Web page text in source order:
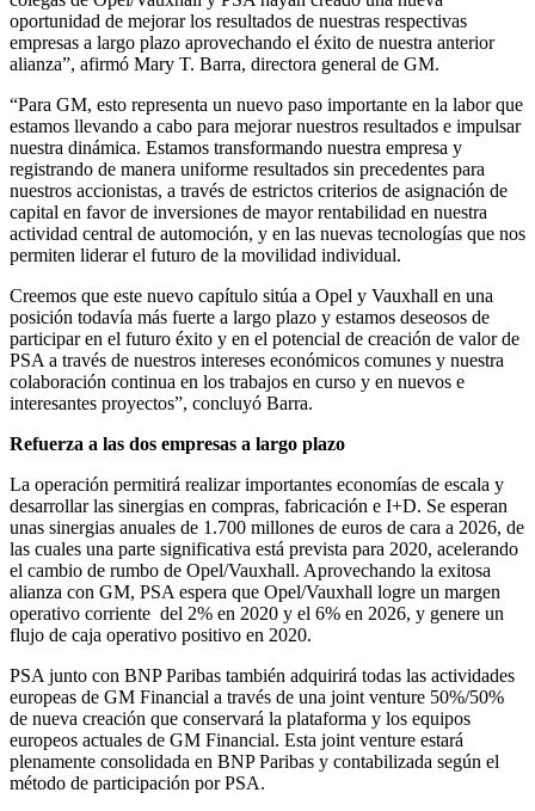
oportunidad de mejorar los resultados de nuestras respectivas
empresas a largo plazo aprovechando el éxito de nuestra anterior
alianza”, afirmó Mary T. Barra, directora general de GM.
“Para GM, esto representa un nuevo paso importante en la labor que
estamos llevando a cabo para mejorar nuestros resultados e impulsar
nuestra dinámica. Estamos transformando nuestra empresa y
registrando de manera uniforme resultados sin precedentes para
nuestros accionistas, a través de estrictos criterios de asignación de
capital en favor de inversiones de mayor rentabilidad en nuestra
actividad central de automoción, y en las nuevas tecnologías que nos
permiten liderar el futuro de la movilidad individual.
Creemos que este nuevo capítulo sitúa a Opel y Vauxhall en una
posición todavía más fuerte a largo plazo y estamos deseosos de
participar en el futuro éxito y en el potencial de creación de valor de
PSA a través de nuestros intereses económicos comunes y nuestra
colaboración continua en los trabajos en curso y en nuevos e
interesantes proyectos”, concluyó Barra.
Refuerza a las dos empresas a largo plazo
La operación permitirá realizar importantes economías de escala y
desarrollar las sinergias en compras, fabricación e I+D. Se esperan
unas sinergias anuales de 1.700 millones de euros de cara a 2026, de
las cuales una parte significativa está prevista para 2020, acelerando
el cambio de rumbo de Opel/Vauxhall. Aprovechando la exitosa
alianza con GM, PSA espera que Opel/Vauxhall logre un margen
operativo corriente del 2% en 2020 y el 6% en 2026, y genere un
flujo de caja operativo positivo en 2020.
PSA junto con BNP Paribas también adquirirá todas las actividades
europeas de GM Financial a través de una joint venture 50%/50%
de nueva creación que conservará la plataforma y los equipos
europeos actuales de GM Financial. Esta joint venture estará
plenamente consolidada en BNP Paribas y contabilizada según el
método de participación por PSA.